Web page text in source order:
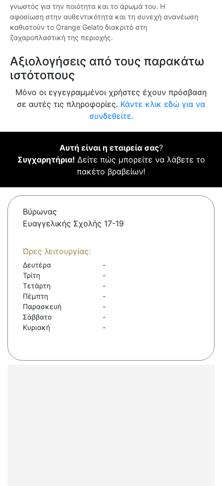
γνωστός για την ποιότητα και το άρωμά του. Η
αφοσίωση στην αυθεντικότητα και τη συνεχή ανανέωση
καθιστούν το Orange Gelato διακριτό στη
ζαχαροπλαστική της περιοχής.
Αξιολογήσεις από τους παρακάτω
ιστότοπους
Μόνο οι εγγεγραμμένοι χρήστες έχουν πρόσβαση
σε αυτές τις πληροφορίες. Κάντε κλικ εδώ για να
συνδεθείτε.
Αυτή είναι η εταιρεία σας?
Συγχαρητήρια! Δείτε πώς μπορείτε να λάβετε το
πακέτο βραβείων!
Βύρωνας
Ευαγγελικής Σχολής 17-19
Ώρες λειτουργίας:
Δευτέρα
-
Τρίτη
-
Τετάρτη
-
Πέμπτη
-
Παρασκευή
-
Σάββατο
-
Κυριακή
-